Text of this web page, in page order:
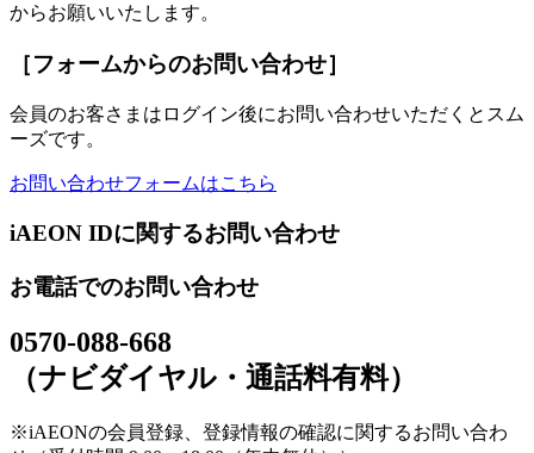
からお願いいたします。
［フォームからのお問い合わせ］
会員のお客さまはログイン後にお問い合わせいただくとスム
ーズです。
お問い合わせフォームはこちら
iAEON IDに関するお問い合わせ
お電話でのお問い合わせ
0570-088-668
（ナビダイヤル・通話料有料）
※iAEONの会員登録、登録情報の確認に関するお問い合わ